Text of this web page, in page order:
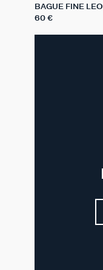
BAGUE FINE LEO
60 €